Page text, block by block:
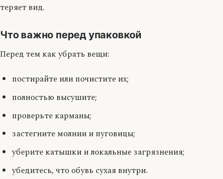
теряет вид.
Что важно перед упаковкой
Перед тем как убрать вещи:
постирайте или почистите их;
полностью высушите;
проверьте карманы;
застегните молнии и пуговицы;
уберите катышки и локальные загрязнения;
убедитесь, что обувь сухая внутри.